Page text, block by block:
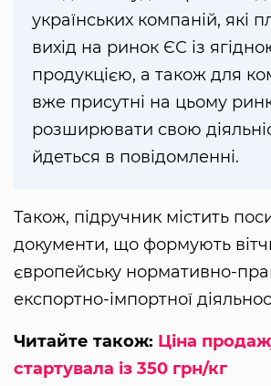
українських компаній, які
вихід на ринок ЄС із
продукцією, а також для
вже присутні на цьому
розширювати свою
йдеться в повідомленні.
Також, підручник містить
документи, що формують
європейську нормативно-
експортно-імпортної
Читайте також: Ціна
стартувала із 350 грн/кг